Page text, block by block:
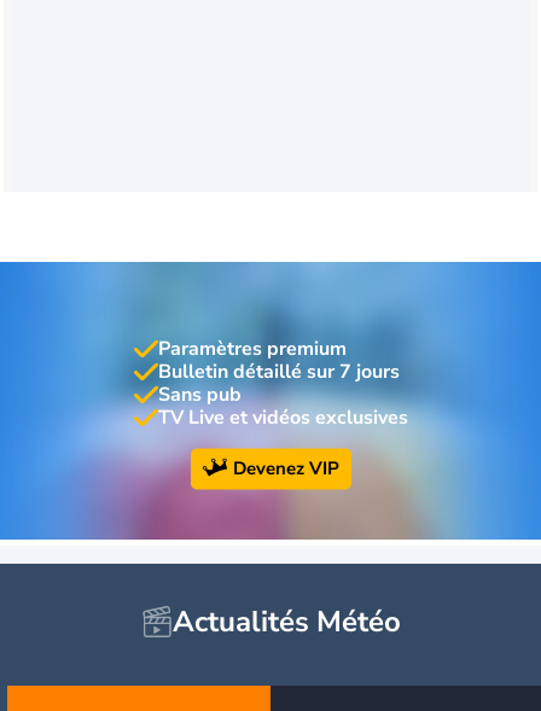
Paramètres premium
Bulletin détaillé sur 7 jours
Sans pub
TV Live et vidéos exclusives
Devenez VIP
Actualités Météo